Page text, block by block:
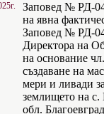
Заповед № РД-
на явна
Заповед № РД-
Директора на
на основание
създаване на
мери и ливади
землището на
обл.